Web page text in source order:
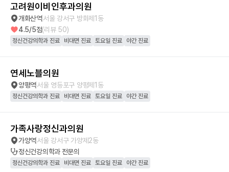
고려원이비인후과의원
개화산역서울 강서구 방화제1동
4.5/5점(리뷰 50)
정신건강의학과 진료 비대면 진료 토요일 진료 야간 진료
연세노블의원
양평역서울 영등포구 양평제1동
정신건강의학과 진료 비대면 진료 토요일 진료 야간 진료
가족사랑정신과의원
가양역서울 강서구 가양제2동
정신건강의학과전문의
정신건강의학과 진료 비대면 진료 토요일 진료 야간 진료